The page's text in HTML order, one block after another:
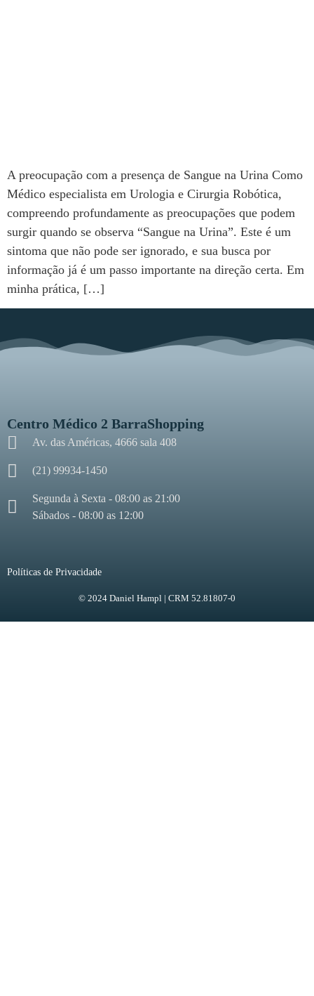
A preocupação com a presença de Sangue na Urina Como
Médico especialista em Urologia e Cirurgia Robótica,
compreendo profundamente as preocupações que podem
surgir quando se observa “Sangue na Urina”. Este é um
sintoma que não pode ser ignorado, e sua busca por
informação já é um passo importante na direção certa. Em
minha prática, […]
Centro Médico 2 BarraShopping
Av. das Américas, 4666 sala 408
(21) 99934-1450
Segunda à Sexta - 08:00 as 21:00
Sábados - 08:00 as 12:00
Políticas de Privacidade
© 2024 Daniel Hampl | CRM 52.81807-0